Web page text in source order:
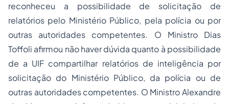
reconheceu a possibilidade de solicitação de
relatórios pelo Ministério Público, pela polícia ou por
outras autoridades competentes. O Ministro Dias
Toffoli afirmou não haver dúvida quanto à possibilidade
de a UIF compartilhar relatórios de inteligência por
solicitação do Ministério Público, da polícia ou de
outras autoridades competentes. O Ministro Alexandre